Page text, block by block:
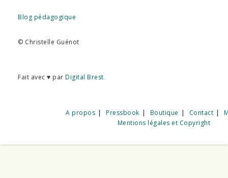
Blog pédagogique
© Christelle Guénot
Fait avec ♥ par Digital Brest
A propos Pressbook Boutique Contact
Mentions légales et Copyright